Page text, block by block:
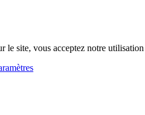
site, vous acceptez notre